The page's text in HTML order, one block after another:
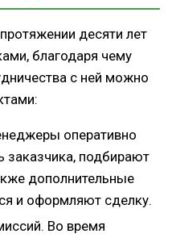
десяти лет
благодаря чему
с ней можно
оперативно
заказчика, подбирают
дополнительные
и оформляют сделку.
Во время